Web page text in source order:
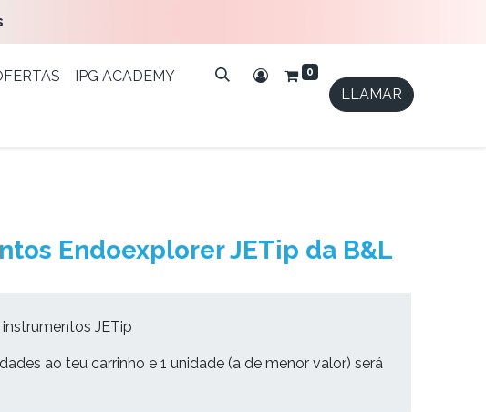
IPG ACADEMY 0
LLAMAR
Endoexplorer JETip da B&L
JETip
ao teu carrinho e 1 unidade (a de menor valor) será